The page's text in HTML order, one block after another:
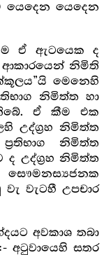
යෙදෙන
ම ඒ ඇටයෙක ද
නිමිති
මෙනෙහි
නිමිත්ත හා
ඒ කීම එක
උද්ග්‍ර‍හ නිමිත්ත
නිමිත්ත
ද උද්ග්‍ර‍හ නිමිත්ත
සෞමනස්‍යජනක
වැටහී උපචාර
අවකාශ තබා
අටුවායෙහි සතර